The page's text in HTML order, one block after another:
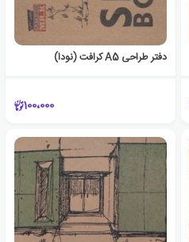
دفتر طراحی A5 کرافت (نودا)
100،000